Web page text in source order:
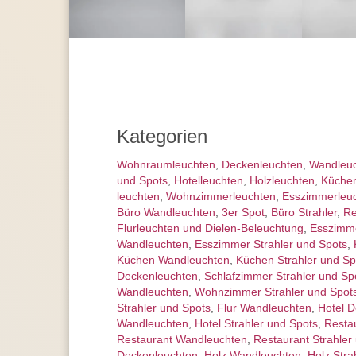
Kategorien
Wohnraum­leuchten, Decken­leuchten,
und Spots, Hotelleuchten, Holzleuchten,
leuchten, Wohnzimmer­leuchten,
Büro Wandleuchten, 3er Spot, Büro Strahler,
Flurleuchten und Dielen-Beleuchtung,
Wandleuchten, Esszimmer Strahler und Spots,
Küchen Wandleuchten, Küchen Strahler und
Deckenleuchten, Schlafzimmer Strahler und
Wandleuchten, Wohnzimmer Strahler und
Strahler und Spots, Flur Wandleuchten, Hotel
Wandleuchten, Hotel Strahler und Spots,
Restaurant Wandleuchten, Restaurant Strahler